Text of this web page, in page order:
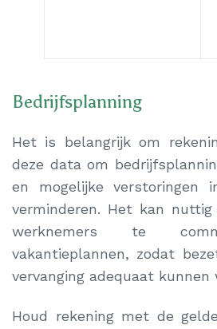
Bedrijfsplanning
Het is belangrijk om
deze data om
en mogelijke verstoringen
verminderen. Het kan
werknemers te
vakantieplannen, zodat
vervanging adequaat kunnen
Houd rekening met de